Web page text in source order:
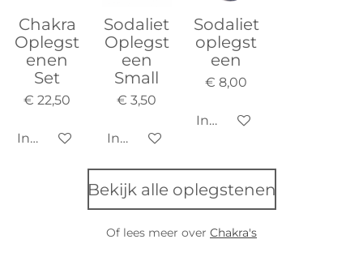
Chakra
Oplegst
enen
Set
€ 22,50
In winkelwagen
Sodaliet
Oplegst
een
Small
€ 3,50
In winkelwagen
Sodaliet
oplegst
een
€ 8,00
In winkelwagen
Bekijk alle oplegstenen
Of lees meer over Chakra's